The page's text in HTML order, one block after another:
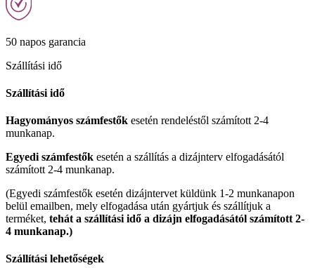
50 napos garancia
Szállítási idő
Szállítási idő
Hagyományos számfestők esetén rendeléstől számított 2-4
munkanap.
Egyedi számfestők esetén a szállítás a dizájnterv elfogadásától
számított 2-4 munkanap.
(Egyedi számfestők esetén dizájntervet küldünk 1-2 munkanapon
belül emailben, mely elfogadása után gyártjuk és szállítjuk a
terméket, tehát a szállítási idő a dizájn elfogadásától számított 2-
4 munkanap.)
Szállítási lehetőségek